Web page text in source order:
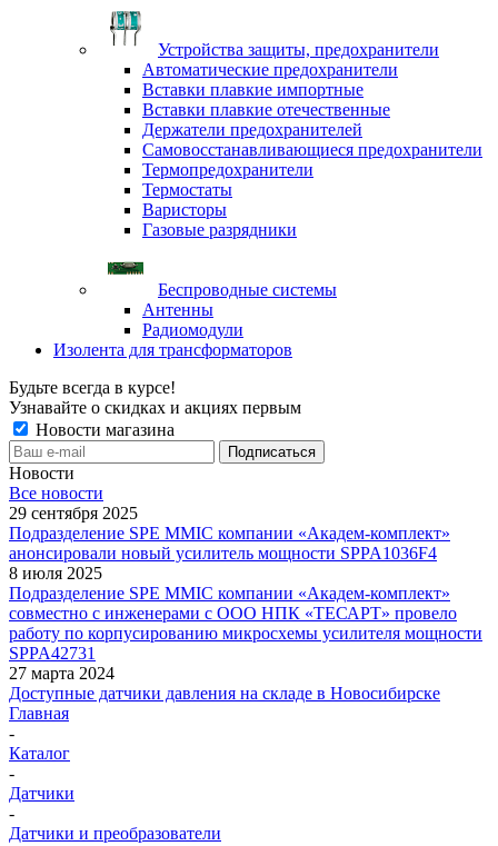
Устройства защиты, предохранители
Автоматические предохранители
Вставки плавкие импортные
Вставки плавкие отечественные
Держатели предохранителей
Самовосстанавливающиеся предохранители
Термопредохранители
Термостаты
Варисторы
Газовые разрядники
Беспроводные системы
Антенны
Радиомодули
Изолента для трансформаторов
Будьте всегда в курсе!
Узнавайте о скидках и акциях первым
Новости магазина
Новости
Все новости
29 сентября 2025
Подразделение SPE MMIC компании «Академ-комплект»
анонсировали новый усилитель мощности SPPA1036F4
8 июля 2025
Подразделение SPE MMIC компании «Академ-комплект»
совместно с инженерами с ООО НПК «ТЕСАРТ» провело
работу по корпусированию микросхемы усилителя мощности
SPPA42731
27 марта 2024
Доступные датчики давления на складе в Новосибирске
Главная
-
Каталог
-
Датчики
-
Датчики и преобразователи